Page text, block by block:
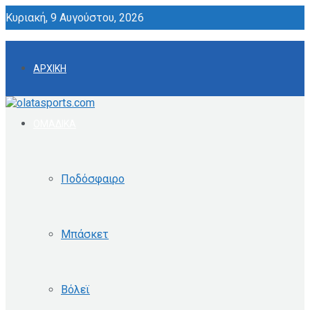
Κυριακή, 9 Αυγούστου, 2026
ΑΡΧΙΚΗ
Ποδόσφαιρο
Μπάσκετ
Βόλεϊ